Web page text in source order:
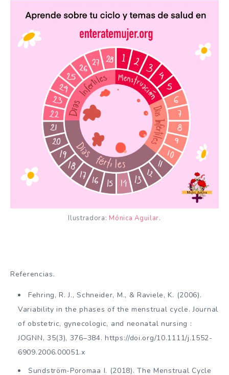
Ilustradora: Mónica Aguilar.
Referencias.
Fehring, R. J., Schneider, M., & Raviele, K. (2006).
Variability in the phases of the menstrual cycle. Journal
of obstetric, gynecologic, and neonatal nursing :
JOGNN, 35(3), 376–384. https://doi.org/10.1111/j.1552-
6909.2006.00051.x
Sundström-Poromaa I. (2018). The Menstrual Cycle